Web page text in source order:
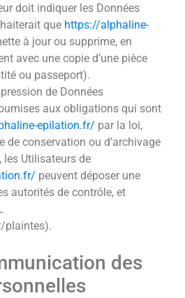
doit indiquer les Données
que https://alphaline-
à jour ou supprime, en
avec une copie d’une pièce
ou passeport).
de Données
aux obligations qui sont
epilation.fr/ par la loi,
de conservation ou d’archivage
les Utilisateurs de
peuvent déposer une
autorités de contrôle, et
plaintes).
des